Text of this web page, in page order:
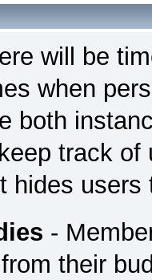
will be
when
both
track
hides
-
their